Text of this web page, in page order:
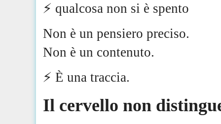
⚡️ qualcosa non si è spento
Non è un pensiero preciso.
Non è un contenuto.
⚡️ È una traccia.
Il cervello non